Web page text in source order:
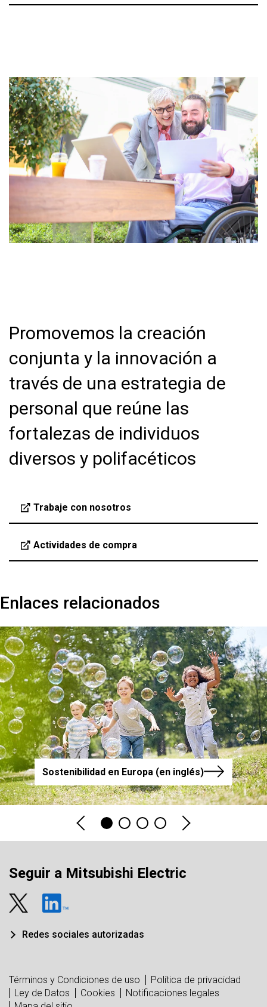
Promovemos la creación
conjunta y la innovación a
través de una estrategia de
personal que reúne las
fortalezas de individuos
diversos y polifacéticos
Trabaje con nosotros
Actividades de compra
Enlaces relacionados
Sostenibilidad en Europa (en inglés)
Seguir a Mitsubishi Electric
Redes sociales autorizadas
Términos y Condiciones de uso
Política de privacidad
Ley de Datos
Cookies
Notificaciones legales